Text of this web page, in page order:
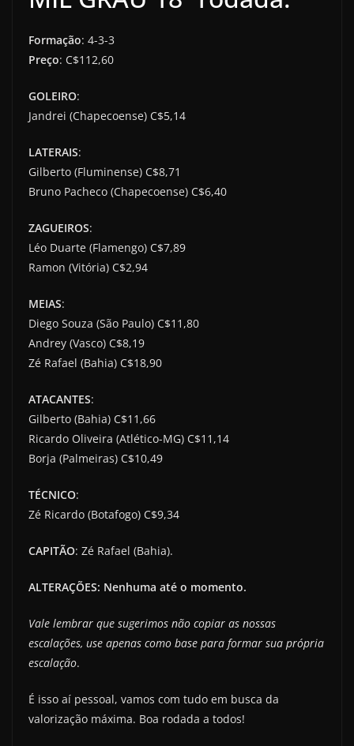
Formação: 4-3-3
Preço: C$112,60
GOLEIRO:
Jandrei (Chapecoense) C$5,14
LATERAIS:
Gilberto (Fluminense) C$8,71
Bruno Pacheco (Chapecoense) C$6,40
ZAGUEIROS:
Léo Duarte (Flamengo) C$7,89
Ramon (Vitória) C$2,94
MEIAS:
Diego Souza (São Paulo) C$11,80
Andrey (Vasco) C$8,19
Zé Rafael (Bahia) C$18,90
ATACANTES:
Gilberto (Bahia) C$11,66
Ricardo Oliveira (Atlético-MG) C$11,14
Borja (Palmeiras) C$10,49
TÉCNICO:
Zé Ricardo (Botafogo) C$9,34
CAPITÃO: Zé Rafael (Bahia).
ALTERAÇÕES: Nenhuma até o momento.
Vale lembrar que sugerimos não copiar as nossas
escalações, use apenas como base para formar sua própria
escalação.
É isso aí pessoal, vamos com tudo em busca da
valorização máxima. Boa rodada a todos!